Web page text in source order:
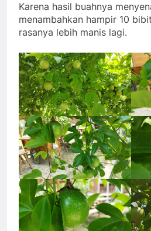
Karena hasil buahnya
menambahkan hampir 10
rasanya lebih manis lagi.